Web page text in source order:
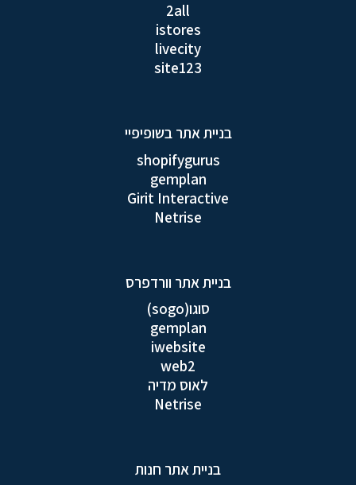
2all
istores
livecity
site123
בניית אתר בשופיפיי
shopifygurus
gemplan
Girit Interactive
Netrise
בניית אתר וורדפרס
סוגו(sogo)
gemplan
iwebsite
web2
לאוס מדיה
Netrise
בניית אתר חנות